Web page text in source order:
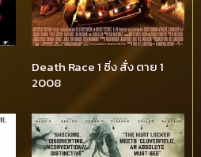
Death Race 1 ซิ่ง สั่ง ตาย 1
2008